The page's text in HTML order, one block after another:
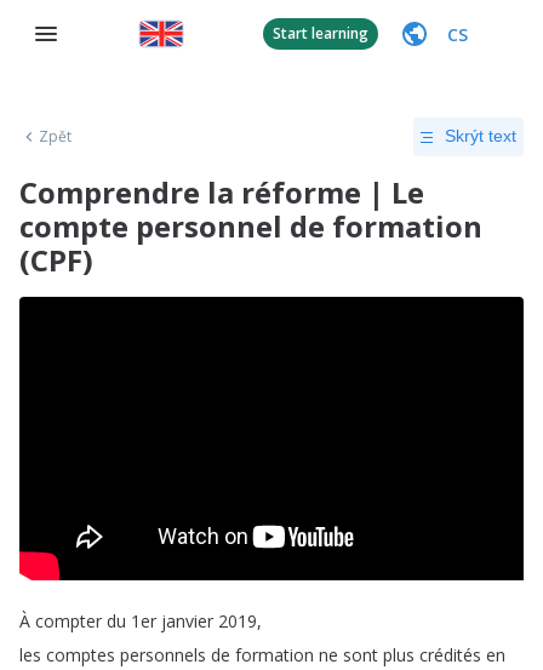
Start learning CS
Zpět Skrýt text
Comprendre la réforme | Le
compte personnel de formation
(CPF)
À compter du 1er janvier 2019,
les comptes personnels de formation ne sont plus crédités en